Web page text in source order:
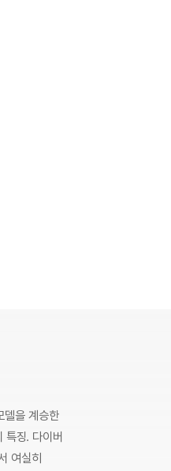
델을 계승한
특징. 다이버
여실히